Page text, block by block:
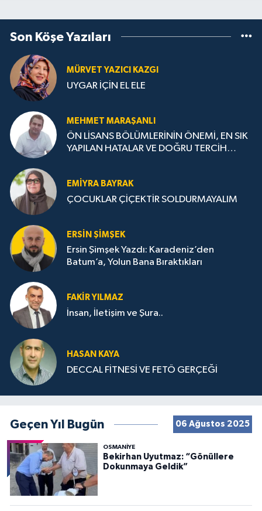
Son Köşe Yazıları
MÜRVET YAZICI KAZGI
UYGAR İÇİN EL ELE
MEHMET MARAŞANLI
ÖN LİSANS BÖLÜMLERİNİN ÖNEMİ, EN SIK
YAPILAN HATALAR VE DOĞRU TERCİH
EMIYRA BAYRAK
ÇOCUKLAR ÇİÇEKTİR SOLDURMAYALIM
ERSIN ŞIMŞEK
Ersin Şimşek Yazdı: Karadeniz’den
Batum’a, Yolun Bana Bıraktıkları
FAKIR YILMAZ
İnsan, İletişim ve Şura..
HASAN KAYA
DECCAL FİTNESİ VE FETÖ GERÇEĞİ
Geçen Yıl Bugün 06 Ağustos 2025
OSMANIYE
Bekirhan Uyutmaz: “Gönüllere
Dokunmaya Geldik”